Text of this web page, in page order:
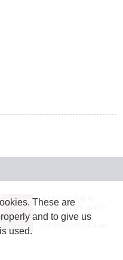
JASRAC許諾番号：
9024936001Y45037
JASRAC許諾番号：
These are
and to give us
used.